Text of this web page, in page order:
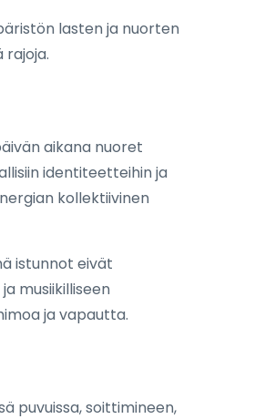
lasten ja nuorten
rajoja.
aikana nuoret
identiteetteihin ja
kollektiivinen
istunnot eivät
musiikilliseen
ja vapautta.
puvuissa, soittimineen,